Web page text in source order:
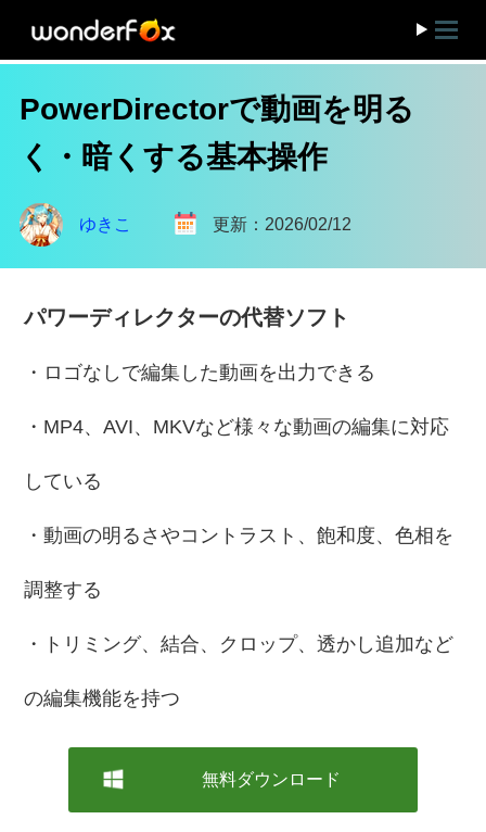
PowerDirectorで動画を明る
く・暗くする基本操作
ゆきこ 更新：2026/02/12
パワーディレクターの代替ソフト
・ロゴなしで編集した動画を出力できる
・MP4、AVI、MKVなど様々な動画の編集に対応
している
・動画の明るさやコントラスト、飽和度、色相を
調整する
・トリミング、結合、クロップ、透かし追加など
の編集機能を持つ
無料ダウンロード